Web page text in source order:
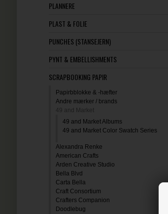
PLANNERE
PLAST & FOLIE
PUNCHES (STANSEJERN)
PYNT & EMBELLISHMENTS
SCRAPBOOKING PAPIR
Papirbblokke & -hæfter
Andre mærker / brands
49 and Market
49 and Market Albums
49 and Market Color Swatch Series
Alexandra Renke
American Crafts
Arden Creative Studio
Bella Blvd
Carta Bella
Craft Consortium
Crafters Companion
Doodlebug